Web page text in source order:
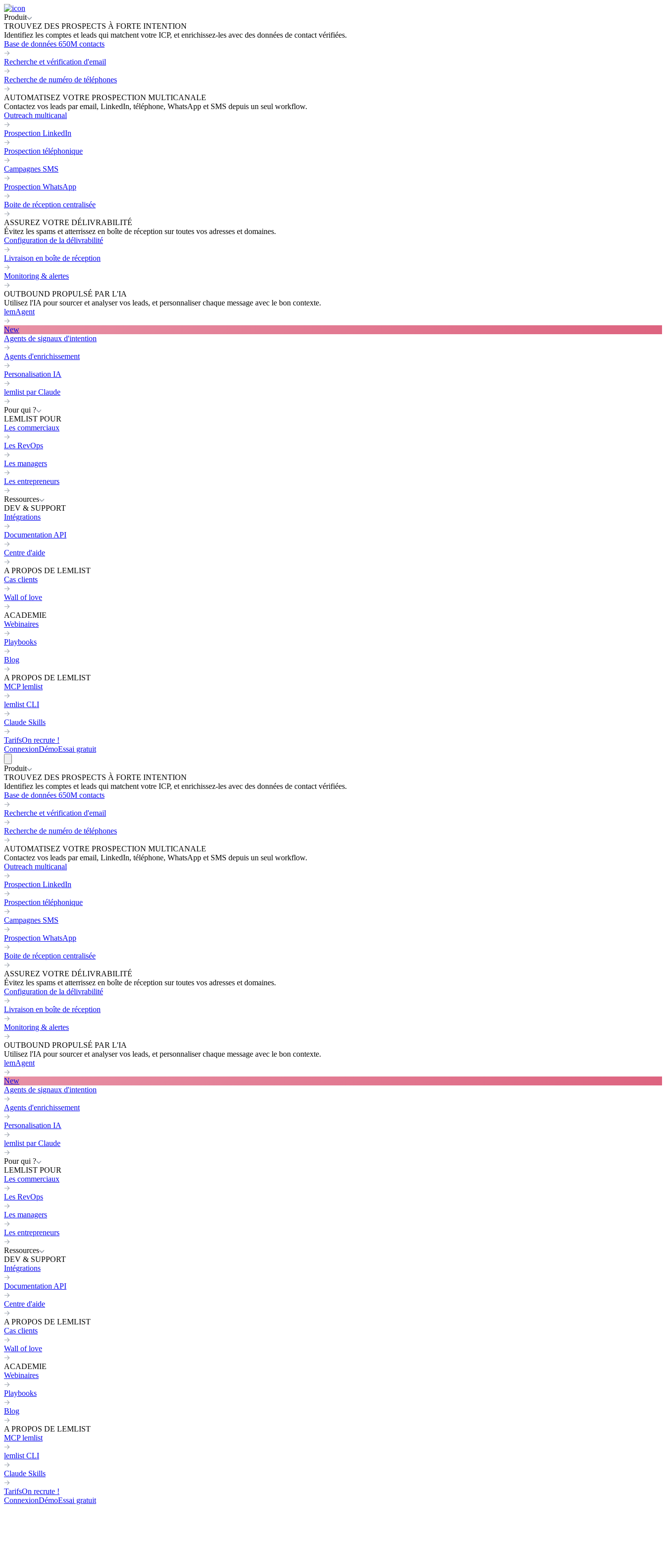
Produit
TROUVEZ DES PROSPECTS À FORTE INTENTION
Identifiez les comptes et leads qui matchent votre ICP, et enrichissez-les avec des données de contact vérifiées.
Base de données 650M contacts
Recherche et vérification d'email
Recherche de numéro de téléphones
AUTOMATISEZ VOTRE PROSPECTION MULTICANALE
Contactez vos leads par email, LinkedIn, téléphone, WhatsApp et SMS depuis un seul workflow.
Outreach multicanal
Prospection LinkedIn
Prospection téléphonique
Campagnes SMS
Prospection WhatsApp
Boite de réception centralisée
ASSUREZ VOTRE DÉLIVRABILITÉ
Évitez les spams et atterrissez en boîte de réception sur toutes vos adresses et domaines.
Configuration de la délivrabilité
Livraison en boîte de réception
Monitoring & alertes
OUTBOUND PROPULSÉ PAR L'IA
Utilisez l'IA pour sourcer et analyser vos leads, et personnaliser chaque message avec le bon contexte.
lemAgent
New
Agents de signaux d'intention
Agents d'enrichissement
Personalisation IA
lemlist par Claude
Pour qui ?
LEMLIST POUR
Les commerciaux
Les RevOps
Les managers
Les entrepreneurs
Ressources
DEV & SUPPORT
Intégrations
Documentation API
Centre d'aide
A PROPOS DE LEMLIST
Cas clients
Wall of love
ACADEMIE
Webinaires
Playbooks
Blog
A PROPOS DE LEMLIST
MCP lemlist
lemlist CLI
Claude Skills
TarifsOn recrute !
ConnexionDémoEssai gratuit
Produit
TROUVEZ DES PROSPECTS À FORTE INTENTION
Identifiez les comptes et leads qui matchent votre ICP, et enrichissez-les avec des données de contact vérifiées.
Base de données 650M contacts
Recherche et vérification d'email
Recherche de numéro de téléphones
AUTOMATISEZ VOTRE PROSPECTION MULTICANALE
Contactez vos leads par email, LinkedIn, téléphone, WhatsApp et SMS depuis un seul workflow.
Outreach multicanal
Prospection LinkedIn
Prospection téléphonique
Campagnes SMS
Prospection WhatsApp
Boite de réception centralisée
ASSUREZ VOTRE DÉLIVRABILITÉ
Évitez les spams et atterrissez en boîte de réception sur toutes vos adresses et domaines.
Configuration de la délivrabilité
Livraison en boîte de réception
Monitoring & alertes
OUTBOUND PROPULSÉ PAR L'IA
Utilisez l'IA pour sourcer et analyser vos leads, et personnaliser chaque message avec le bon contexte.
lemAgent
New
Agents de signaux d'intention
Agents d'enrichissement
Personalisation IA
lemlist par Claude
Pour qui ?
LEMLIST POUR
Les commerciaux
Les RevOps
Les managers
Les entrepreneurs
Ressources
DEV & SUPPORT
Intégrations
Documentation API
Centre d'aide
A PROPOS DE LEMLIST
Cas clients
Wall of love
ACADEMIE
Webinaires
Playbooks
Blog
A PROPOS DE LEMLIST
MCP lemlist
lemlist CLI
Claude Skills
TarifsOn recrute !
ConnexionDémoEssai gratuit